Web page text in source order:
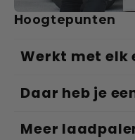
Hoogtepunten
Werkt met elk
Daar heb je
Meer